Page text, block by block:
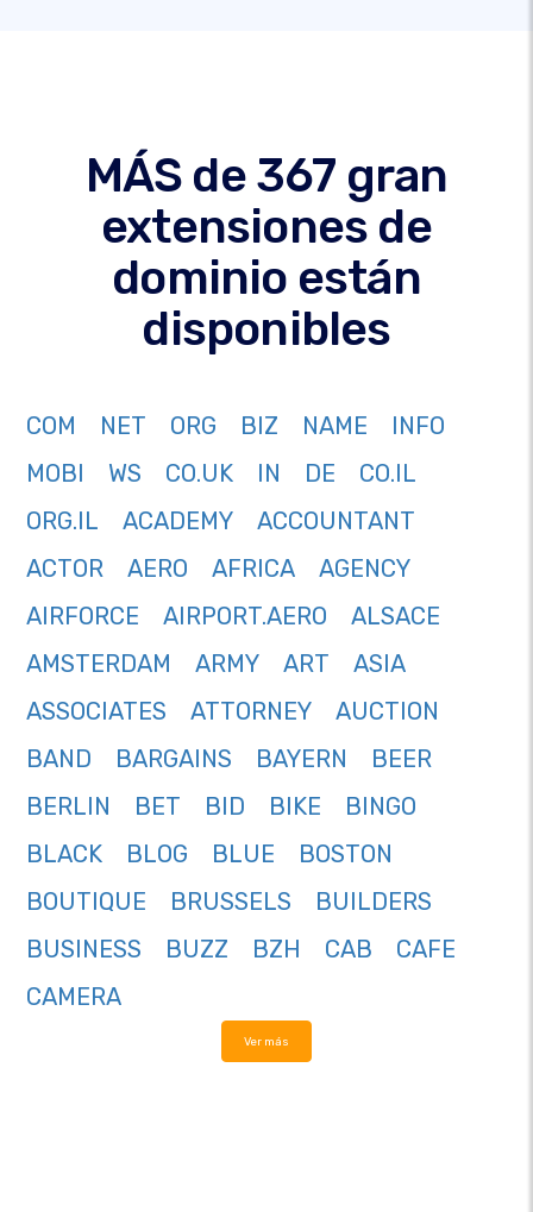
MÁS de 367 gran
extensiones de
dominio están
disponibles
COM NET ORG BIZ NAME
INFO
MOBI
WS CO.UK IN DE
CO.IL
ORG.IL
ACADEMY
ACCOUNTANT
ACTOR
AERO AFRICA
AGENCY
AIRFORCE
AIRPORT.AERO
ALSACE
AMSTERDAM
ARMY ART
ASIA
ASSOCIATES
ATTORNEY
AUCTION
BAND
BARGAINS BAYERN
BEER
BERLIN
BET BID BIKE
BINGO
BLACK
BLOG BLUE
BOSTON
BOUTIQUE
BRUSSELS
BUILDERS
BUSINESS
BUZZ BZH CAB
CAFE
CAMERA
Ver más